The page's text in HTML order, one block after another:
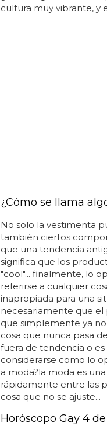
cultura muy vibrante, y
¿Cómo se llama
No solo la vestimenta
también ciertos
que una tendencia
significa que los
"cool"... finalmente, lo
referirse a cualquier
inapropiada para una
necesariamente que el
que simplemente ya no
cosa que nunca pasa
fuera de tendencia o
considerarse como lo
a moda?la moda es
rápidamente entre las
cosa que no se ajuste...
Horóscopo Gay 4